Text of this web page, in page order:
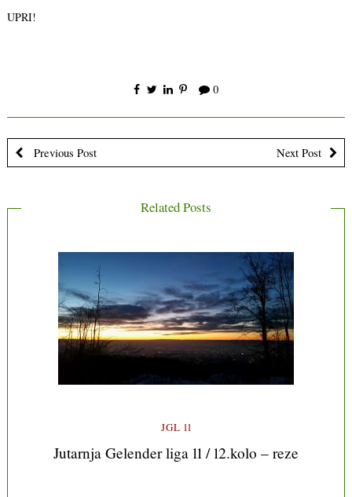
UPRI!
0
Previous Post Next Post
Related Posts
JGL 11
Jutarnja Gelender liga 11 / 12.kolo – reze